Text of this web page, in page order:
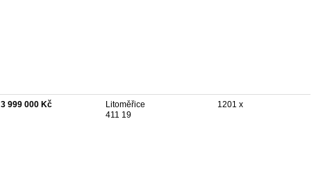
3 999 000 Kč
Litoměřice
411 19
1201 x